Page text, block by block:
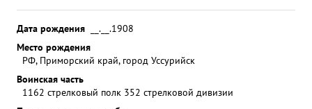
Дата рождения
__.__.1908
Место рождения
РФ, Приморский край, город Уссурийск
Воинская часть
1162 стрелковый полк 352 стрелковой дивизии